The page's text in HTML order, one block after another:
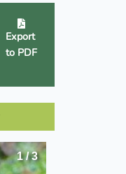
Export
to PDF
1 / 3